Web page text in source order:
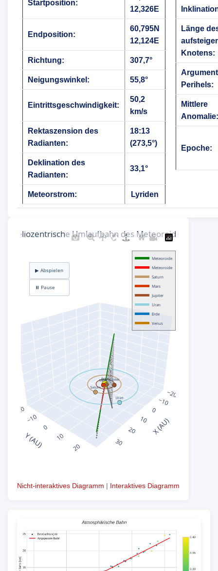
Startposition:
12,326E
Endposition:
60,795N
12,124E
Richtung: 307,7°
Neigungswinkel: 55,8°
Eintrittsgeschwindigkeit:
50,2
km/s
Rektaszension des
Radianten:
18:13
(273,5°)
Deklination des
Radianten:
33,1°
Meteorstrom: Lyriden
Länge
Knotens:
Perihels:
Mittlere
Anomalie:
Epoche:
Nicht-interaktives Diagramm | Interaktives Diagramm